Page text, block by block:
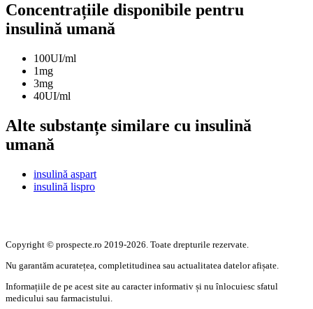
Concentrațiile disponibile pentru
insulină umană
100UI/ml
1mg
3mg
40UI/ml
Alte substanțe similare cu insulină
umană
insulină aspart
insulină lispro
Copyright © prospecte.ro 2019-2026. Toate drepturile rezervate.
Nu garantăm acuratețea, completitudinea sau actualitatea datelor afișate.
Informațiile de pe acest site au caracter informativ și nu înlocuiesc sfatul
medicului sau farmacistului.